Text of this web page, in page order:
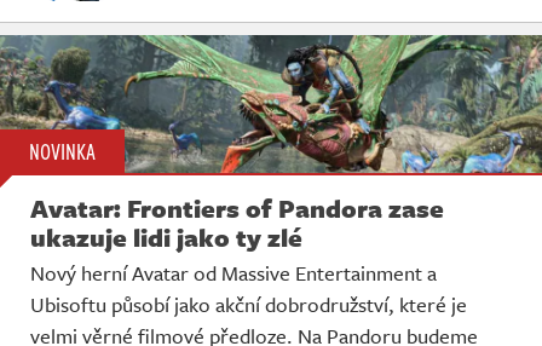
NOVINKA
Avatar: Frontiers of Pandora zase
ukazuje lidi jako ty zlé
Nový herní Avatar od Massive Entertainment a
Ubisoftu působí jako akční dobrodružství, které je
velmi věrné filmové předloze. Na Pandoru budeme